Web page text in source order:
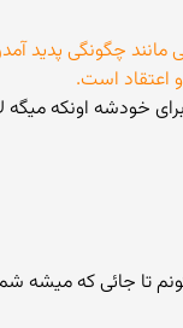
چگونگی پدید آمدن
اعتقاد است.
خودشه اونکه میگه
تا جائی که میشه